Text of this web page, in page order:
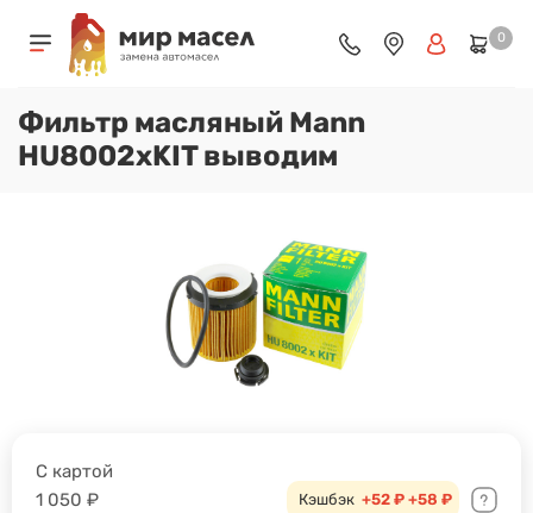
0
Фильтр масляный Mann
HU8002xKIT выводим
С картой
1 050 ₽
Кэшбэк +52 ₽ +58 ₽